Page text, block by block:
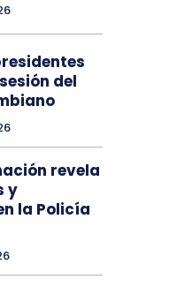
del
revela
y
la Policía